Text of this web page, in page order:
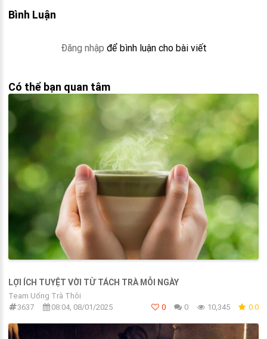
Bình Luận
Đăng nhập để bình luận cho bài viết
Có thể bạn quan tâm
LỢI ÍCH TUYỆT VỜI TỪ TÁCH TRÀ MỖI NGÀY
Team Uống Trà Thôi
3637
08:04, 08/01/2025 0 0 10,345 0.0